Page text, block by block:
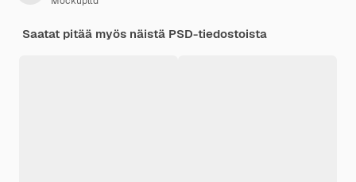
Saatat pitää myös näistä PSD-tiedostoista